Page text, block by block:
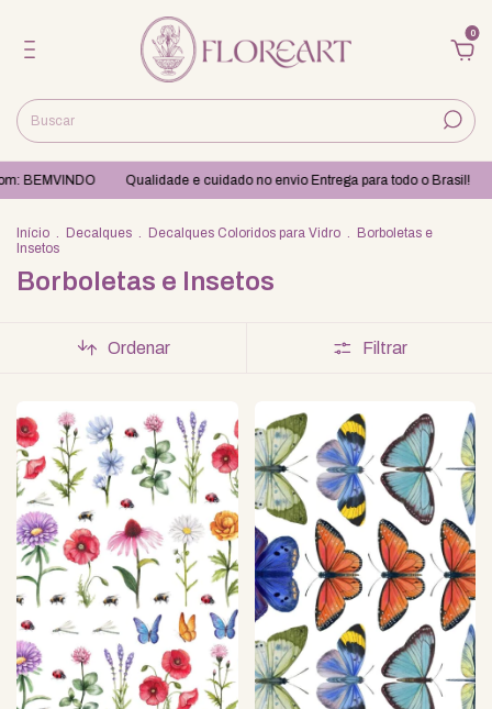
0
BEMVINDO Qualidade e cuidado no envio Entrega para todo o Brasil!
Início . Decalques . Decalques Coloridos para Vidro .
Borboletas e
Insetos
Borboletas e Insetos
Ordenar Filtrar